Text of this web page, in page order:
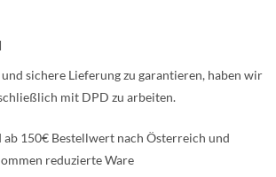
sichere Lieferung zu garantieren, haben wir
mit DPD zu arbeiten.
ab 150€ Bestellwert nach Österreich und
reduzierte Ware